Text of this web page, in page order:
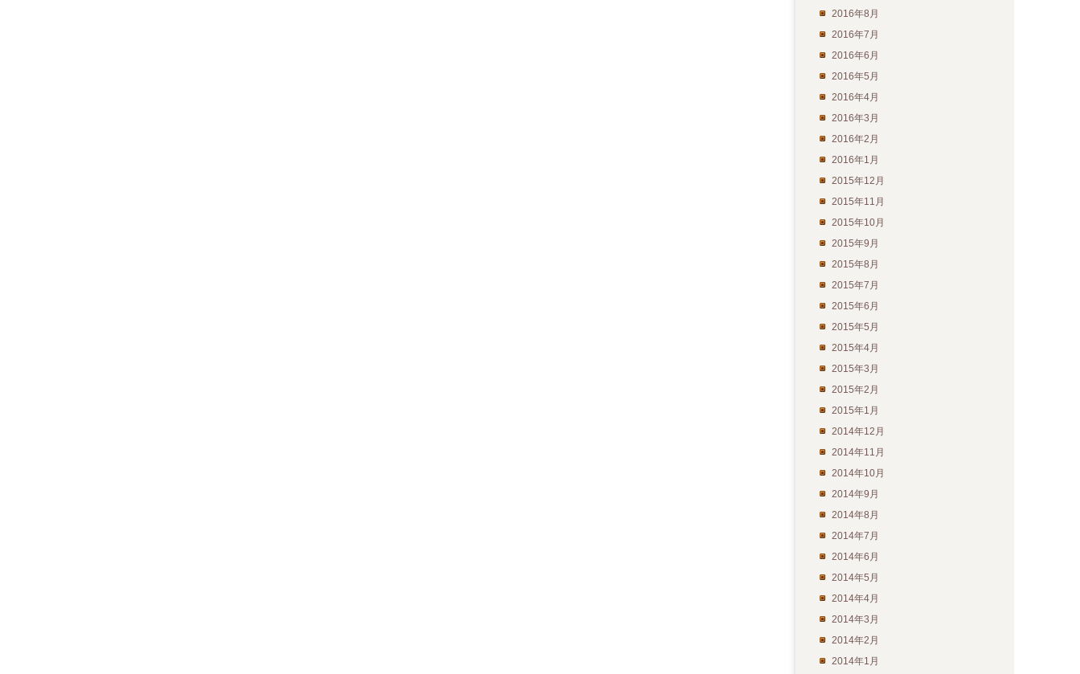
2016年8月
2016年7月
2016年6月
2016年5月
2016年4月
2016年3月
2016年2月
2016年1月
2015年12月
2015年11月
2015年10月
2015年9月
2015年8月
2015年7月
2015年6月
2015年5月
2015年4月
2015年3月
2015年2月
2015年1月
2014年12月
2014年11月
2014年10月
2014年9月
2014年8月
2014年7月
2014年6月
2014年5月
2014年4月
2014年3月
2014年2月
2014年1月